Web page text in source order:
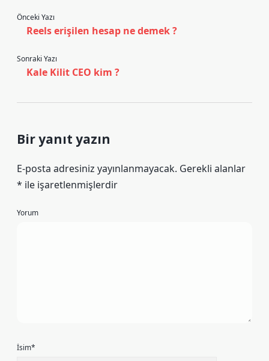
Önceki Yazı
Reels erişilen hesap ne demek ?
Sonraki Yazı
Kale Kilit CEO kim ?
Bir yanıt yazın
E-posta adresiniz yayınlanmayacak. Gerekli alanlar
* ile işaretlenmişlerdir
Yorum
İsim*